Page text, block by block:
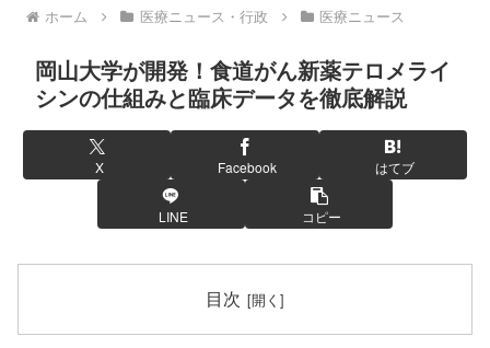
ホーム 医療ニュース・行政 医療ニュース
岡山大学が開発！食道がん新薬テロメライ
シンの仕組みと臨床データを徹底解説
X Facebook はてブ
LINE コピー
目次